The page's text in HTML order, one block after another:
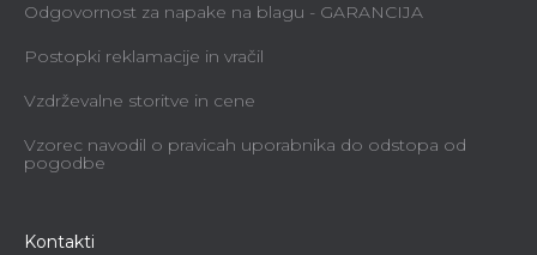
Odgovornost za napake na blagu - GARANCIJA
Postopki reklamacije in vračil
Vzdrževalne storitve in cene
Vzorec navodil o pravicah uporabnika do odstopa od
pogodbe
Kontakti